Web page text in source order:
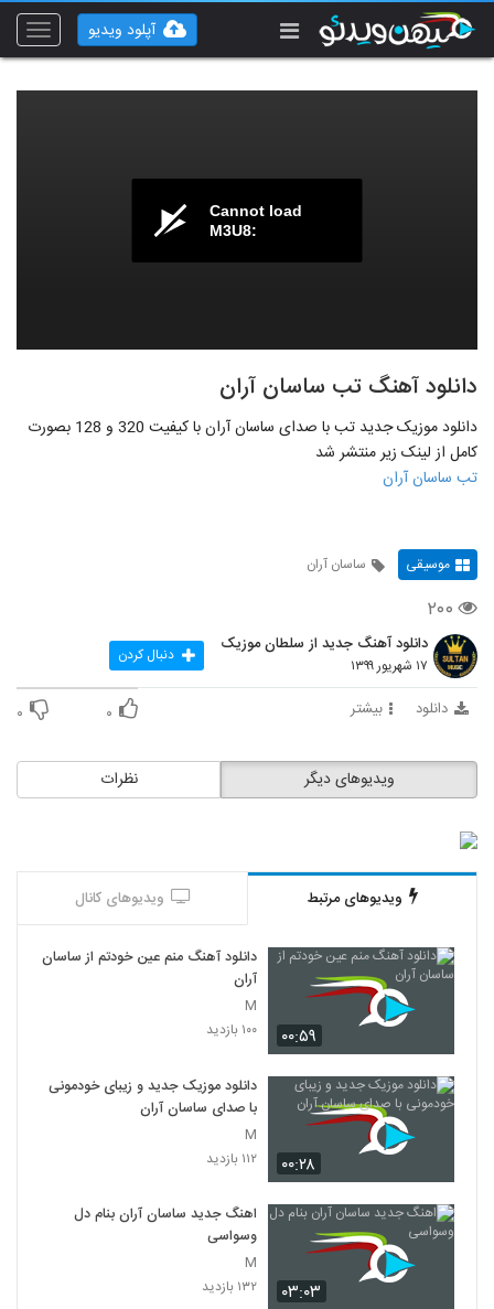
Toggle
آپلود ویدیو
Cannot load
M3U8:
دانلود آهنگ تب ساسان آران
دانلود موزیک جدید تب با صدای ساسان آران با کیفیت 320 و 128 بصورت
کامل از لینک زیر منتشر شد
تب ساسان آران
موسیقی ساسان آران
۲۰۰
دانلود آهنگ جدید از سلطان موزیک
۱۷ شهریور ۱۳۹۹ دنبال کردن
دانلود بیشتر ۰ ۰
نظرات ویدیوهای دیگر
ویدیوهای مرتبط ویدیوهای کانال
۰۰:۵۹
دانلود آهنگ منم عین خودتم از ساسان
آران
M
۱۰۰ بازدید
۰۰:۲۸
دانلود موزیک جدید و زیبای خودمونی
با صدای ساسان آران
M
۱۱۲ بازدید
۰۳:۰۳
اهنگ جدید ساسان آران بنام دل
وسواسی
M
۱۳۲ بازدید